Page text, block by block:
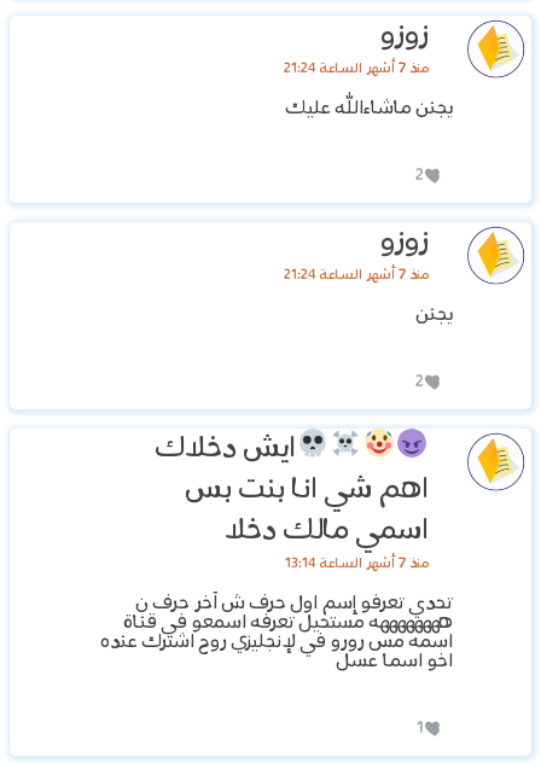
زوزو
منذ 7 أشهر الساعة 21:24
يجنن ماشاءالله عليك
2
زوزو
منذ 7 أشهر الساعة 21:24
يجنن
2
ايش دخلاك
اهم شي انا بنت بس
اسمي مالك دخلا
منذ 7 أشهر الساعة 13:14
تحدي تعرفو إسم اول حرف ش آخر حرف ن
ههههههههه مستحيل تعرفه اسمعو في قناة
اسمه مس رورو في لإنجليزي روح اشترك عنده
اخو اسما عسل
1